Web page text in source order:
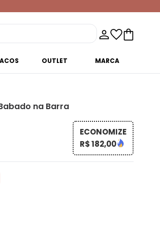
OUTLET MARCA
na Barra
ECONOMIZE
R$ 182,00